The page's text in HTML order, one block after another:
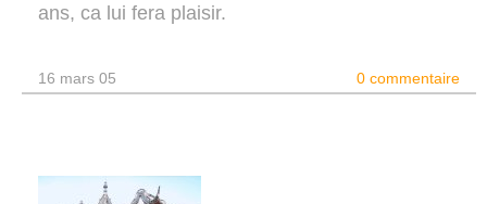
ans, ca lui fera plaisir.
16 mars 05 0 commentaire